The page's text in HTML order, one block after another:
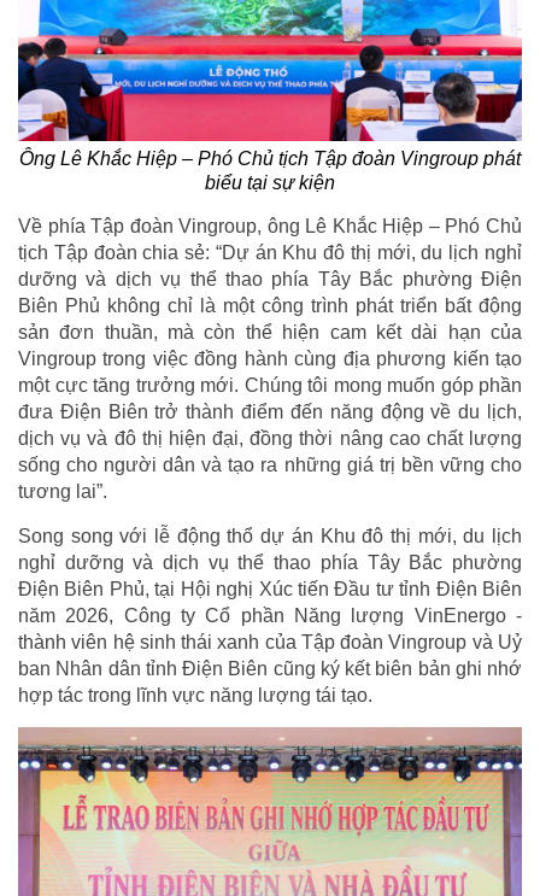
Ông Lê Khắc Hiệp – Phó Chủ tịch Tập đoàn Vingroup phát
biểu tại sự kiện
Về phía Tập đoàn Vingroup, ông Lê Khắc Hiệp – Phó Chủ
tịch Tập đoàn chia sẻ: “Dự án Khu đô thị mới, du lịch nghỉ
dưỡng và dịch vụ thể thao phía Tây Bắc phường Điện
Biên Phủ không chỉ là một công trình phát triển bất động
sản đơn thuần, mà còn thể hiện cam kết dài hạn của
Vingroup trong việc đồng hành cùng địa phương kiến tạo
một cực tăng trưởng mới. Chúng tôi mong muốn góp phần
đưa Điện Biên trở thành điểm đến năng động về du lịch,
dịch vụ và đô thị hiện đại, đồng thời nâng cao chất lượng
sống cho người dân và tạo ra những giá trị bền vững cho
tương lai”.
Song song với lễ động thổ dự án Khu đô thị mới, du lịch
nghỉ dưỡng và dịch vụ thể thao phía Tây Bắc phường
Điện Biên Phủ, tại Hội nghị Xúc tiến Đầu tư tỉnh Điện Biên
năm 2026, Công ty Cổ phần Năng lượng VinEnergo -
thành viên hệ sinh thái xanh của Tập đoàn Vingroup và Uỷ
ban Nhân dân tỉnh Điện Biên cũng ký kết biên bản ghi nhớ
hợp tác trong lĩnh vực năng lượng tái tạo.